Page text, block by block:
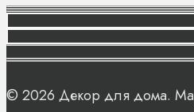
© 2026 Декор для дома.